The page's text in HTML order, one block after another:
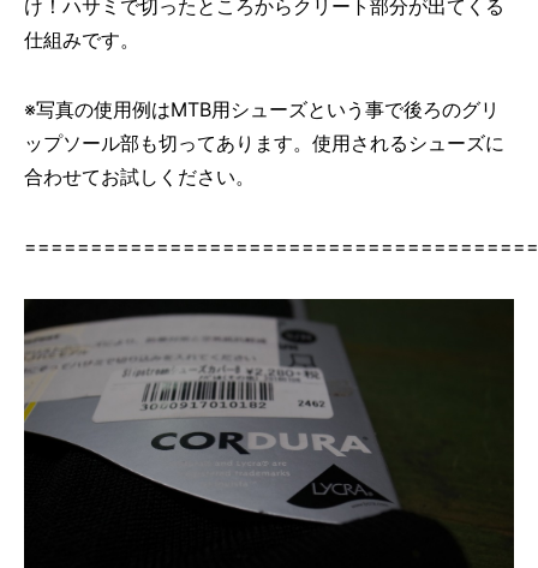
け！ハサミで切ったところからクリート部分が出てくる
仕組みです。
※写真の使用例はMTB用シューズという事で後ろのグリ
ップソール部も切ってあります。使用されるシューズに
合わせてお試しください。